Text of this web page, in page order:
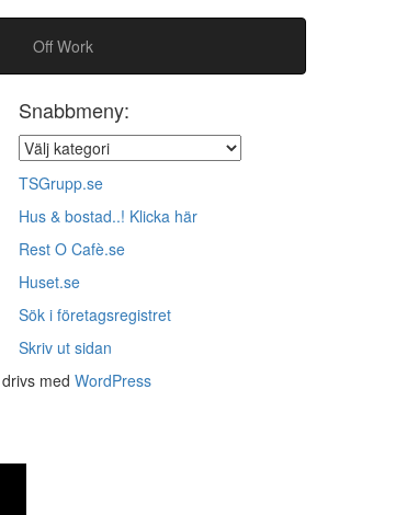
Off Work
Snabbmeny:
TSGrupp.se
Hus & bostad..! Klicka här
Rest O Cafè.se
Huset.se
Sök i företagsregistret
Skriv ut sidan
drivs med WordPress